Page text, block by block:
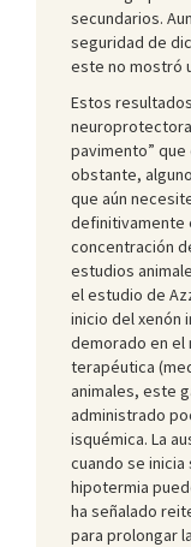
secundarios.
seguridad de
este no mostró
Estos
pavimento”
obstante,
que aún
definitivamente
concentración
estudios
el estudio de
inicio del xenón
demorado en el
terapéutica
animales, este
administrado
isquémica. La
cuando se
hipotermia
ha señalado
para prolongar